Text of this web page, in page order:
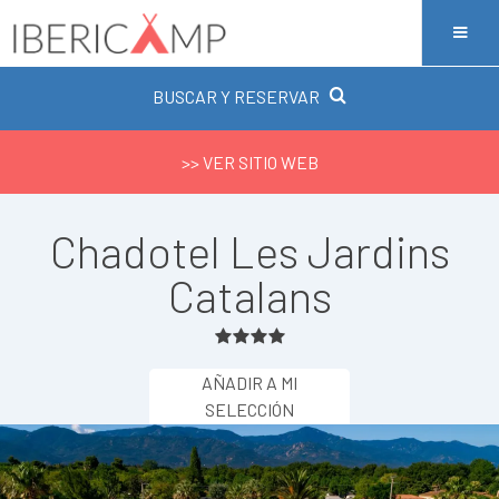
BUSCAR Y RESERVAR
>> VER SITIO WEB
Chadotel Les Jardins
Catalans
AÑADIR A MI
SELECCIÓN